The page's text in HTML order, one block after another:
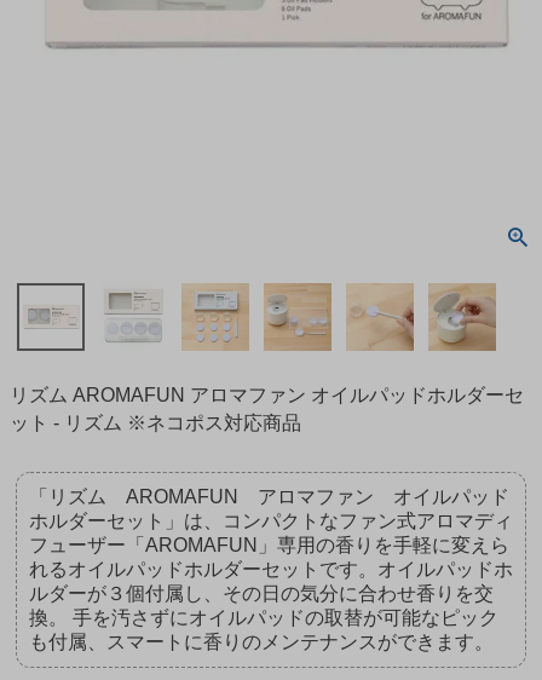
リズム AROMAFUN アロマファン オイルパッドホルダーセ
ット - リズム ※ネコポス対応商品
「リズム AROMAFUN アロマファン オイルパッド
ホルダーセット」は、コンパクトなファン式アロマディ
フューザー「AROMAFUN」専用の香りを手軽に変えら
れるオイルパッドホルダーセットです。オイルパッドホ
ルダーが３個付属し、その日の気分に合わせ香りを交
換。 手を汚さずにオイルパッドの取替が可能なピック
も付属、スマートに香りのメンテナンスができます。